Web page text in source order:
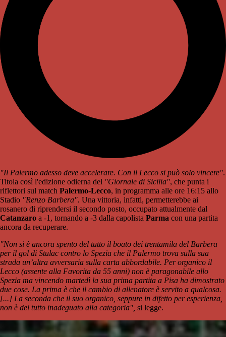
"Il Palermo adesso deve accelerare. Con il Lecco si può solo vincere".
Titola così l'edizione odierna del "Giornale di Sicilia", che punta i
riflettori sul match Palermo-Lecco, in programma alle ore 16:15 allo
Stadio "Renzo Barbera". Una vittoria, infatti, permetterebbe ai
rosanero di riprendersi il secondo posto, occupato attualmente dal
Catanzaro a -1, tornando a -3 dalla capolista Parma con una partita
ancora da recuperare.
"Non si è ancora spento del tutto il boato dei trentamila del Barbera
per il gol di Stulac contro lo Spezia che il Palermo trova sulla sua
strada un’altra avversaria sulla carta abbordabile. Per organico il
Lecco (assente alla Favorita da 55 anni) non è paragonabile allo
Spezia ma vincendo martedì la sua prima partita a Pisa ha dimostrato
due cose. La prima è che il cambio di allenatore è servito a qualcosa.
[...] La seconda che il suo organico, seppure in difetto per esperienza,
non è del tutto inadeguato alla categoria", si legge.